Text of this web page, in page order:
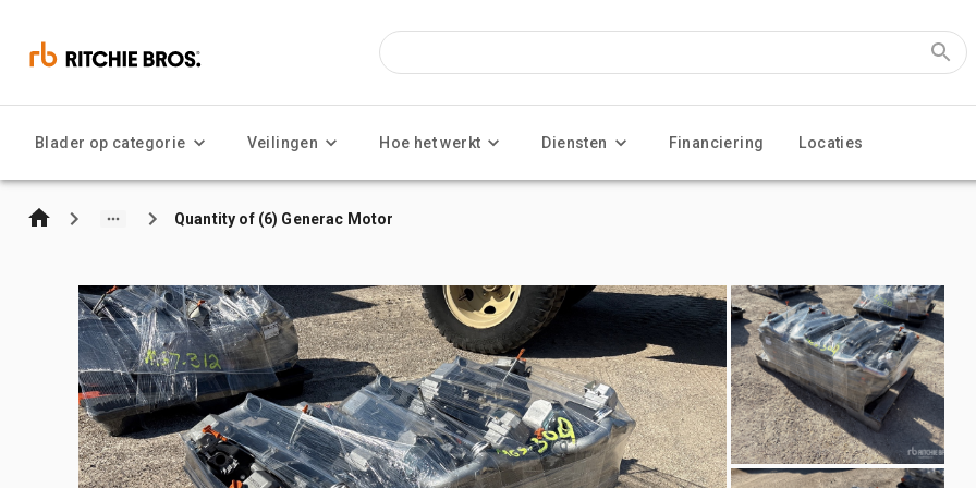
Blader op categorie Veilingen Hoe het werkt Diensten Financiering Locaties
Quantity of (6) Generac Motor